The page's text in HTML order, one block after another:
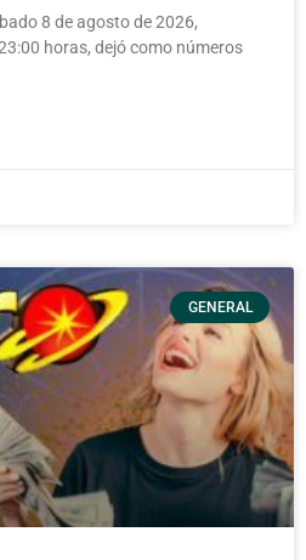
8 de agosto de 2026,
horas, dejó como números
GENERAL